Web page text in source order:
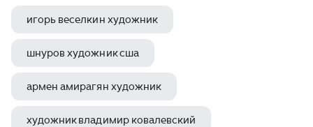
игорь веселкин художник
шнуров художник сша
армен амирагян художник
художник владимир ковалевский